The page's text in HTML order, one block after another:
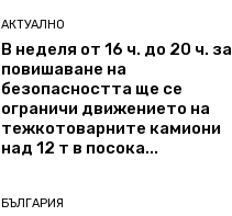
АКТУАЛНО
В неделя от 16 ч. до 20 ч. за
повишаване на
безопасността ще се
ограничи движението на
тежкотоварните камиони
над 12 т в посока...
БЪЛГАРИЯ